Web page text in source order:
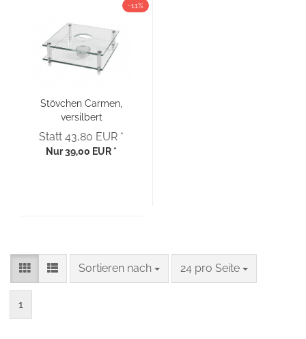
-11%
Stövchen Carmen,
versilbert
Statt 43,80 EUR *
Nur 39,00 EUR *
Sortieren nach
Sortieren nach 24 pro Seite
pro Seite
1